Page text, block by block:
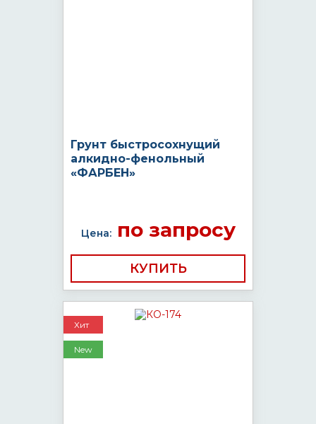
Грунт быстросохнущий
алкидно-фенольный
«ФАРБЕН»
Цена:по запросу
КУПИТЬ
Хит
New